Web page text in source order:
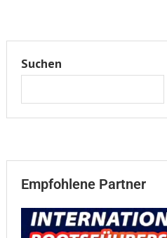
Suchen
Empfohlene Partner